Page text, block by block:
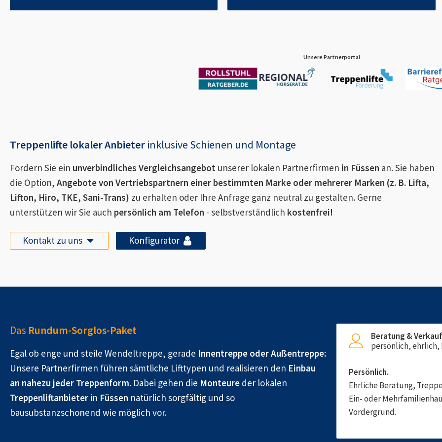
Unsere Partnerportal
Treppenlifte lokaler Anbieter inklusive Schienen und Montage
Fordern Sie ein unverbindliches Vergleichsangebot unserer lokalen Partnerfirmen in Füssen an. Sie haben
die Option, Angebote von Vertriebspartnern einer bestimmten Marke oder mehrerer Marken (z. B. Lifta,
Lifton, Hiro, TKE, Sani-Trans) zu erhalten oder Ihre Anfrage ganz neutral zu gestalten. Gerne
unterstützen wir Sie auch persönlich am Telefon - selbstverständlich kostenfrei!
Kontakt zu uns Konfigurator
Das Rundum-Sorglos-Paket
Egal ob enge und steile Wendeltreppe, gerade Innentreppe oder Außentreppe:
Unsere Partnerfirmen führen sämtliche Lifttypen und realisieren den Einbau
an nahezu jeder Treppenform. Dabei gehen die Monteure der lokalen
Treppenliftanbieter in Füssen natürlich sorgfältig und so
bausubstanzschonend wie möglich vor.
Beratung & Verkauf
persönlich,
Persönlich.
Ehrliche Beratung,
Ein- oder
Vordergrund.